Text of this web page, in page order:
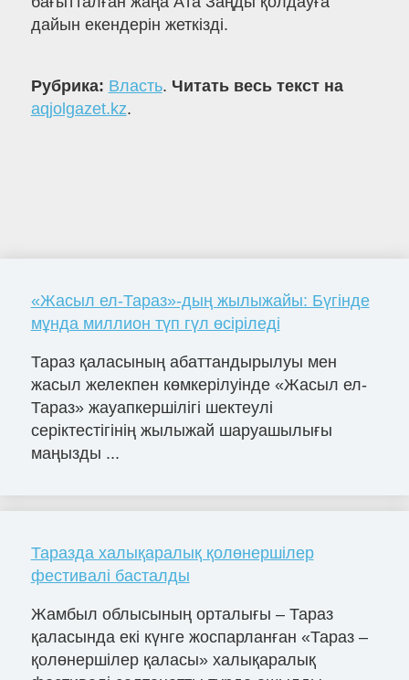
дайын екендерін жеткізді.
Рубрика: Власть. Читать весь текст на
aqjolgazet.kz.
«Жасыл ел-Тараз»-дың жылыжайы: Бүгінде
мұнда миллион түп гүл өсіріледі
Тараз қаласының абаттандырылуы мен
жасыл желекпен көмкерілуінде «Жасыл ел-
Тараз» жауапкершілігі шектеулі
серіктестігінің жылыжай шаруашылығы
маңызды ...
Таразда халықаралық қолөнершілер
фестивалі басталды
Жамбыл облысының орталығы – Тараз
қаласында екі күнге жоспарланған «Тараз –
қолөнершілер қаласы» халықаралық